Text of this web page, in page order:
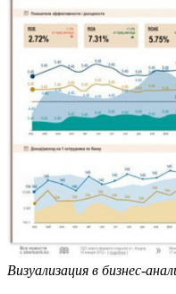
Визуализация в бизнес-